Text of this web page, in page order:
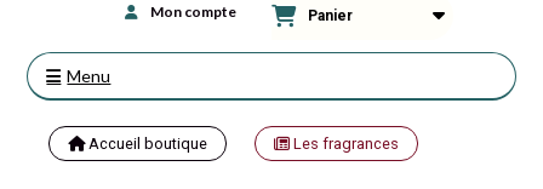
Mon compte Panier
Menu
Accueil boutique Les fragrances